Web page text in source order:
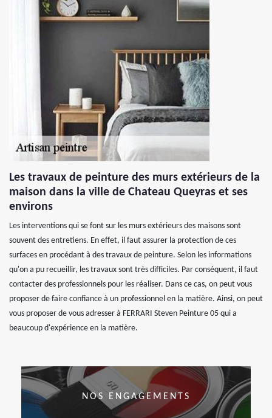
Les travaux de peinture des murs extérieurs de la
maison dans la ville de Chateau Queyras et ses
environs
Les interventions qui se font sur les murs extérieurs des maisons sont
souvent des entretiens. En effet, il faut assurer la protection de ces
surfaces en procédant à des travaux de peinture. Selon les informations
qu'on a pu recueillir, les travaux sont très difficiles. Par conséquent, il faut
contacter des professionnels pour les réaliser. Dans ce cas, on peut vous
proposer de faire confiance à un professionnel en la matière. Ainsi, on peut
vous proposer de vous adresser à FERRARI Steven Peinture 05 qui a
beaucoup d'expérience en la matière.
NOS ENGAGEMENTS